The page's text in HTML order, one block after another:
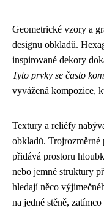
Geometrické vzory a
designu obkladů.
inspirované dekory
Tyto prvky se často
vyvážená kompozice,
Textury a reliéfy
obkladů.
přidává prostoru
nebo jemné struktury
hledají něco
na jedné stěně,